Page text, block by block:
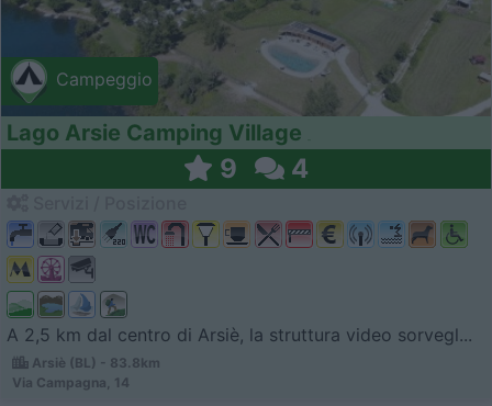
Campeggio
Lago Arsie Camping Village
9 4
A 2,5 km dal centro di Arsiè, la struttura video sorvegl...
Arsiè (BL) - 83.8km
Via Campagna, 14